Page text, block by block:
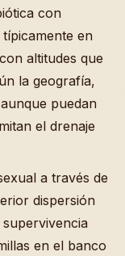
con
en
altitudes que
la geografía,
puedan
el drenaje
a través de
dispersión
supervivencia
en el banco